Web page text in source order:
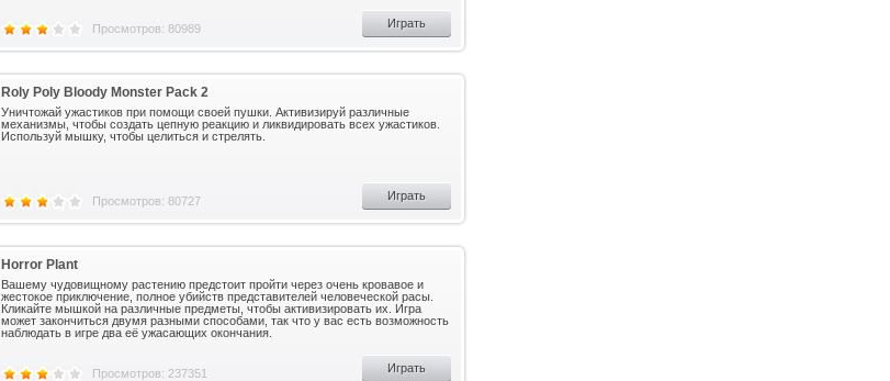
Просмотров: 80989 Играть
Roly Poly Bloody Monster Pack 2
Уничтожай ужастиков при помощи своей пушки. Активизируй различные
механизмы, чтобы создать цепную реакцию и ликвидировать всех ужастиков.
Используй мышку, чтобы целиться и стрелять.
Просмотров: 80727 Играть
Horror Plant
Вашему чудовищному растению предстоит пройти через очень кровавое и
жестокое приключение, полное убийств представителей человеческой расы.
Кликайте мышкой на различные предметы, чтобы активизировать их. Игра
может закончиться двумя разными способами, так что у вас есть возможность
наблюдать в игре два её ужасающих окончания.
Просмотров: 237351 Играть